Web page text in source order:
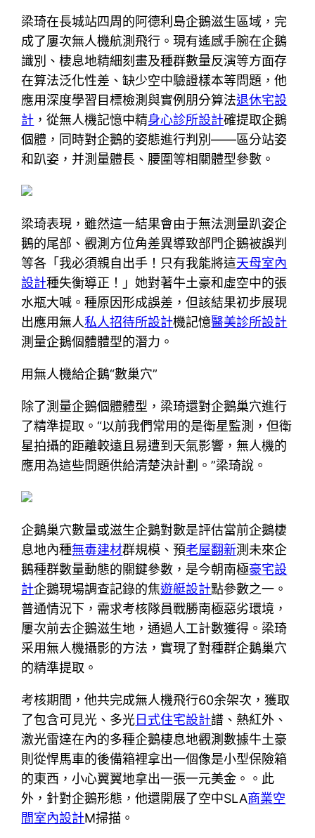
梁琦在長城站四周的阿德利島企鵝滋生區域，完
成了屢次無人機航測飛行。現有遙感手腕在企鵝
識別、棲息地精細刻畫及種群數量反演等方面存
在算法泛化性差、缺少空中驗證樣本等問題，他
應用深度學習目標檢測與實例朋分算法退休宅設
計 ，從無人機記憶中精身心診所設計確提取企鵝
個體，同時對企鵝的姿態進行判別——區分站姿
和趴姿，并測量體長、腰圍等相關體型參數。
梁琦表現，雖然這一結果會由于無法測量趴姿企
鵝的尾部、觀測方位角差異導致部門企鵝被誤判
等各「我必須親自出手！只有我能將這天母室內
設計種失衡導正！」她對著牛土豪和虛空中的張
水瓶大喊。種原因形成誤差，但該結果初步展現
出應用無人私人招待所設計機記憶醫美診所設計
測量企鵝個體體型的潛力。
用無人機給企鵝“數巢穴”
除了測量企鵝個體體型，梁琦還對企鵝巢穴進行
了精準提取。“以前我們常用的是衛星監測，但衛
星拍攝的距離較遠且易遭到天氣影響，無人機的
應用為這些問題供給清楚決計劃。”梁琦說。
企鵝巢穴數量或滋生企鵝對數是評估當前企鵝棲
息地內種無毒建材群規模、預老屋翻新測未來企
鵝種群數量動態的關鍵參數，是今朝南極豪宅設
計企鵝現場調查記錄的焦遊艇設計點參數之一。
普通情況下，需求考核隊員戰勝南極惡劣環境，
屢次前去企鵝滋生地，通過人工計數獲得。梁琦
采用無人機攝影的方法，實現了對種群企鵝巢穴
的精準提取。
考核期間，他共完成無人機飛行60余架次，獲取
了包含可見光、多光日式住宅設計譜、熱紅外、
激光雷達在內的多種企鵝棲息地觀測數據牛土豪
則從悍馬車的後備箱裡拿出一個像是小型保險箱
的東西，小心翼翼地拿出一張一元美金。。此
外，針對企鵝形態，他還開展了空中SLA商業空
間室內設計M掃描。